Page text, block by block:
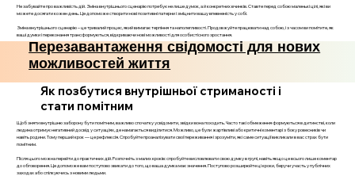
Не забувайте про важливість дій. Зміна внутрішнього сценарію потребує не лише думок, а й конкретних вчинків. Ставте перед собою маленькі цілі, які ви
можете досягати кожен день. Це допоможе створити нові позитивні патерни і зміцнити вашу впевненість у собі.
Зміна внутрішнього сценарію – це тривалий процес, який вимагає терпіння та наполегливості. Продовжуйте працювати над собою, і з часом ви помітите, як
ваші думки і переконання трансформуються, відкриваючи нові можливості для особистісного зростання.
Перезавантаження свідомості для нових
можливостей життя
Як позбутися внутрішньої стриманості і
стати помітним
Щоб зняти внутрішню заборону бути помітним, важливо спочатку усвідомити, звідки вона походить. Часто такі обмеження формуються в дитинстві, коли
людина отримує негативний досвід у ситуаціях, де намагається виділитися. Можливо, це були жартівливі або критичні коментарі з боку ровесників чи
навіть родини. Тому перший крок — це рефлексія. Спробуйте проаналізувати свої переживання і зрозуміти, які саме ситуації викликали в вас страх бути
помітним.
Після цього можна перейти до практичних дій. Розпочніть з малих кроків: спробуйте висловлювати свою думку в групі, навіть якщо це всього лише коментар
до обговорення. Це допоможе вам поступово звикати до того, що ваша думка має значення. Поступово розширюйте ці кроки, беручи участь у публічних
заходах або спілкуючись з новими людьми.